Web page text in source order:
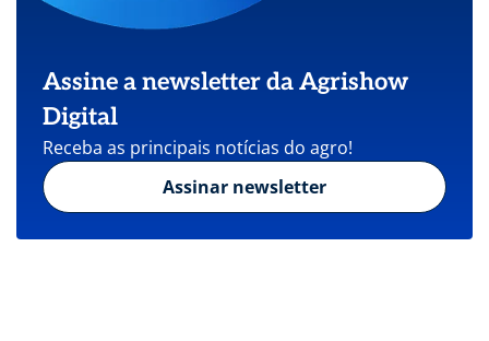
Assine a newsletter da Agrishow
Digital
Receba as principais notícias do agro!
Assinar newsletter